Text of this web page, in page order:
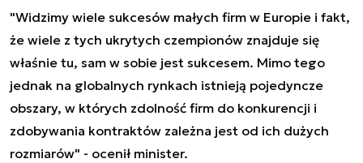
"Widzimy wiele sukcesów małych firm w Europie i fakt,
że wiele z tych ukrytych czempionów znajduje się
właśnie tu, sam w sobie jest sukcesem. Mimo tego
jednak na globalnych rynkach istnieją pojedyncze
obszary, w których zdolność firm do konkurencji i
zdobywania kontraktów zależna jest od ich dużych
rozmiarów" - ocenił minister.